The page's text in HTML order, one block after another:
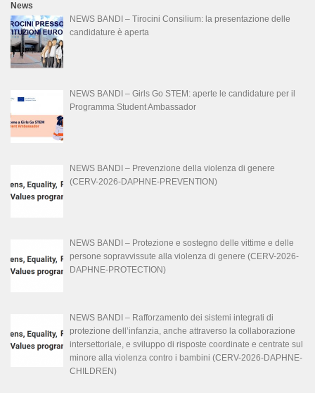
News
NEWS BANDI – Tirocini Consilium: la presentazione delle
candidature è aperta
NEWS BANDI – Girls Go STEM: aperte le candidature per il
Programma Student Ambassador
NEWS BANDI – Prevenzione della violenza di genere
(CERV-2026-DAPHNE-PREVENTION)
NEWS BANDI – Protezione e sostegno delle vittime e delle
persone sopravvissute alla violenza di genere (CERV-2026-
DAPHNE-PROTECTION)
NEWS BANDI – Rafforzamento dei sistemi integrati di
protezione dell’infanzia, anche attraverso la collaborazione
intersettoriale, e sviluppo di risposte coordinate e centrate sul
minore alla violenza contro i bambini (CERV-2026-DAPHNE-
CHILDREN)